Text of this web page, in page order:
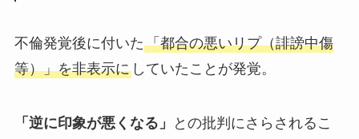
不倫発覚後に付いた「都合の悪いリプ（誹謗中傷
等）」を非表示にしていたことが発覚。
「逆に印象が悪くなる」
との批判にさらされるこ